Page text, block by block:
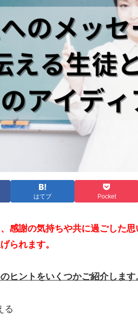
はてブ Pocket
感謝の気持ちや共に過ごした
られます。
ヒントをいくつかご紹介します
る